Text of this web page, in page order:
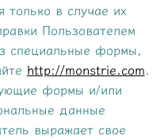
только в случае их
Пользователем
специальные формы,
http://monstrie.com.
формы и/или
данные
выражает свое